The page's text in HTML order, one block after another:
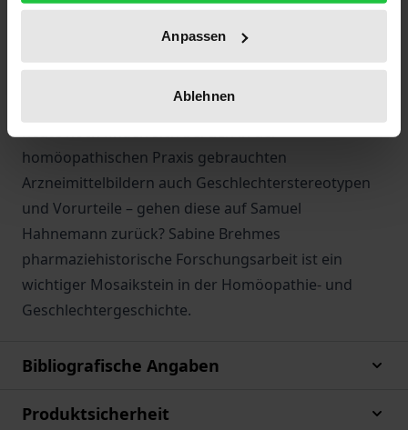
Anpassen
Ablehnen
von der Minderwertigkeit der Frau in der
Humoralpathologie fest verankert. Welche
Menstruationsgeschehen seiner Patientinnen? Auch
heute noch finden sich bei den in der
homöopathischen Praxis gebrauchten
Arzneimittelbildern auch Geschlechterstereotypen
und Vorurteile – gehen diese auf Samuel
Hahnemann zurück? Sabine Brehmes
pharmaziehistorische Forschungsarbeit ist ein
wichtiger Mosaikstein in der Homöopathie- und
Geschlechtergeschichte.
Bibliografische Angaben
Produktsicherheit